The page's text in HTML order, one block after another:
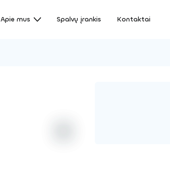
Apie mus Spalvų įrankis Kontaktai